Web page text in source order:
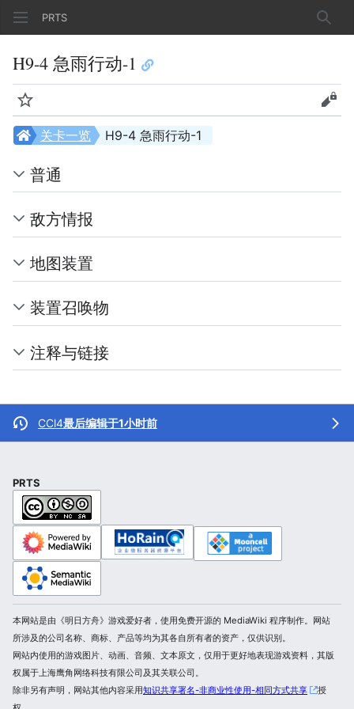
PRTS 搜索
H9-4 急雨行动-1
监视 查看
H9-4 急雨行动-1
关卡一览
普通
敌方情报
地图装置
装置召唤物
注释与链接
CCl4最后编辑于1小时前
PRTS
本网站是由《明日方舟》游戏爱好者，使用免费开源的 MediaWiki 程序制作。网站
所涉及的公司名称、商标、产品等均为其各自所有者的资产，仅供识别。
网站内使用的游戏图片、动画、音频、文本原文，仅用于更好地表现游戏资料，其版
权属于上海鹰角网络科技有限公司及其关联公司。
除非另有声明，网站其他内容采用知识共享署名-非商业性使用-相同方式共享
授